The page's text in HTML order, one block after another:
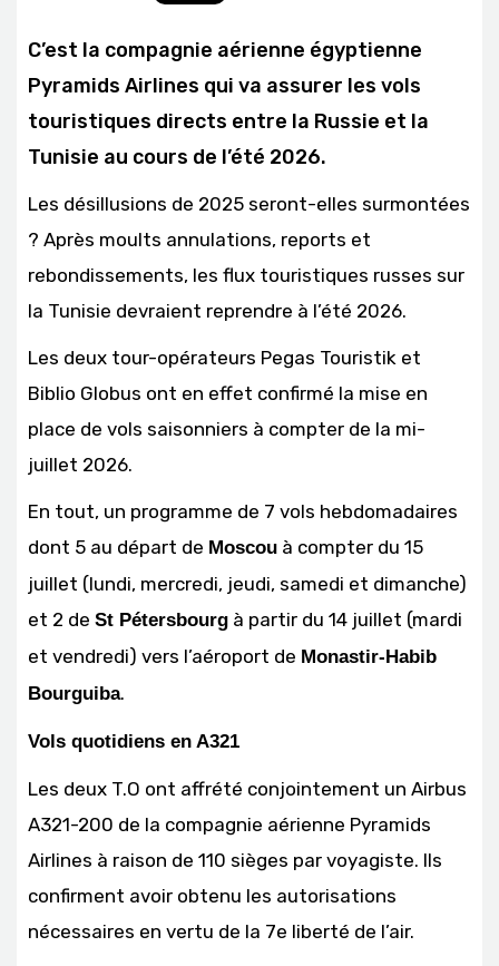
C’est la compagnie aérienne égyptienne
Pyramids Airlines qui va assurer les vols
touristiques directs entre la Russie et la
Tunisie au cours de l’été 2026.
Les désillusions de 2025 seront-elles surmontées
? Après moults annulations, reports et
rebondissements, les flux touristiques russes sur
la Tunisie devraient reprendre à l’été 2026.
Les deux tour-opérateurs Pegas Touristik et
Biblio Globus ont en effet confirmé la mise en
place de vols saisonniers à compter de la mi-
juillet 2026.
En tout, un programme de 7 vols hebdomadaires
dont 5 au départ de Moscou à compter du 15
juillet (lundi, mercredi, jeudi, samedi et dimanche)
et 2 de St Pétersbourg à partir du 14 juillet (mardi
et vendredi) vers l’aéroport de Monastir-Habib
Bourguiba.
Vols quotidiens en A321
Les deux T.O ont affrété conjointement un Airbus
A321-200 de la compagnie aérienne Pyramids
Airlines à raison de 110 sièges par voyagiste. Ils
confirment avoir obtenu les autorisations
nécessaires en vertu de la 7e liberté de l’air.